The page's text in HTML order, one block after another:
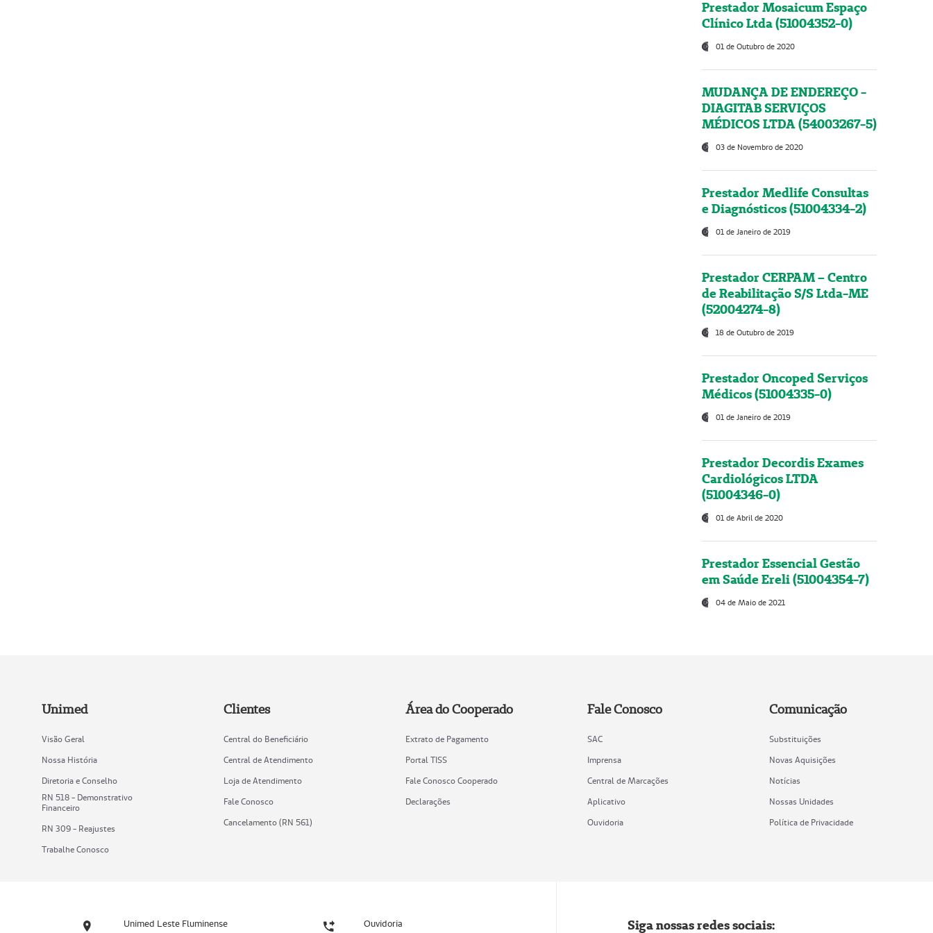
Prestador Mosaicum Espaço
Clínico Ltda (51004352-0)
01 de Outubro de 2020
MUDANÇA DE ENDEREÇO -
DIAGITAB SERVIÇOS
MÉDICOS LTDA (54003267-5)
03 de Novembro de 2020
Prestador Medlife Consultas
e Diagnósticos (51004334-2)
01 de Janeiro de 2019
Prestador CERPAM – Centro
de Reabilitação S/S Ltda-ME
(52004274-8)
18 de Outubro de 2019
Prestador Oncoped Serviços
Médicos (51004335-0)
01 de Janeiro de 2019
Prestador Decordis Exames
Cardiológicos LTDA
(51004346-0)
01 de Abril de 2020
Prestador Essencial Gestão
em Saúde Ereli (51004354-7)
04 de Maio de 2021
Unimed
Visão Geral
Nossa História
Diretoria e Conselho
RN 518 - Demonstrativo
Financeiro
RN 309 - Reajustes
Trabalhe Conosco
Clientes
Central do Beneficiário
Central de Atendimento
Loja de Atendimento
Fale Conosco
Cancelamento (RN 561)
Área do Cooperado
Extrato de Pagamento
Portal TISS
Fale Conosco Cooperado
Declarações
Fale Conosco
SAC
Imprensa
Central de Marcações
Aplicativo
Ouvidoria
Comunicação
Substituições
Novas Aquisições
Notícias
Nossas Unidades
Política de Privacidade
Unimed Leste Fluminense Ouvidoria Siga nossas redes sociais: